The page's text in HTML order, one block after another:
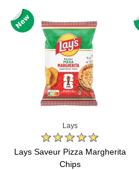
Lays
Lays Saveur Pizza Margherita
Chips